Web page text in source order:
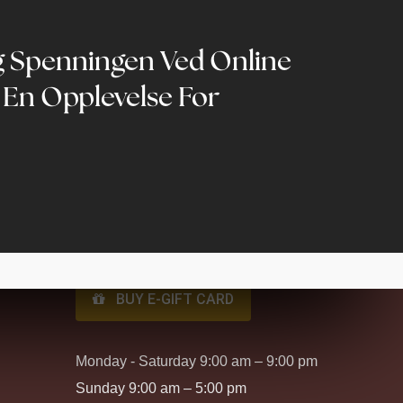
Spenningen Ved Online
Opplevelse For
West - 11096 156 St, Edmonton, AB
T5P 4M8
BUY E-GIFT CARD
Monday - Saturday 9:00 am – 9:00 pm
Sunday 9:00 am – 5:00 pm